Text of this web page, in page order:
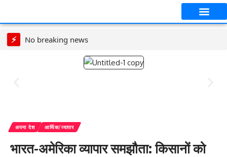
⚡ No breaking news
अपना देश आर्थिक/व्यापार
भारत-अमेरिका व्‍यापार समझौता: किसानों को